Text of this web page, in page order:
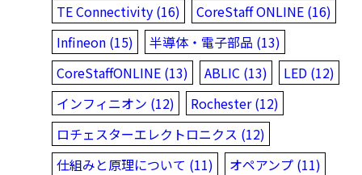
TE Connectivity (16)
CoreStaff ONLINE (16)
Infineon (15)
半導体・電子部品 (13)
CoreStaffONLINE (13)
ABLIC (13)
LED (12)
インフィニオン (12)
Rochester (12)
ロチェスターエレクトロニクス (12)
仕組みと原理について (11)
オペアンプ (11)